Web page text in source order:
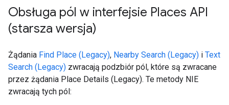
Obsługa pól w interfejsie Places API
(starsza wersja)
Żądania Find Place (Legacy), Nearby Search (Legacy) i Text
Search (Legacy) zwracają podzbiór pól, które są zwracane
przez żądania Place Details (Legacy). Te metody NIE
zwracają tych pól: